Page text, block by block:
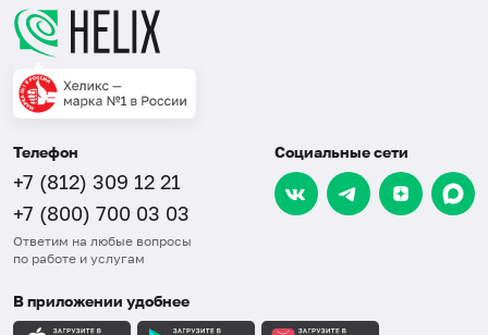
Телефон
+7 (812) 309 12 21
+7 (800) 700 03 03
Ответим на любые вопросы
по работе и услугам
Социальные сети
В приложении удобнее